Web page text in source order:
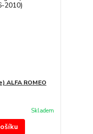
ALFA ROMEO
Skladem